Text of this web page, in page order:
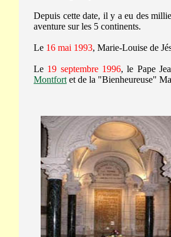
Depuis cette date, il y a eu des
aventure sur les 5 continents.
Le 16 mai 1993, Marie-Louise de
Le 19 septembre 1996, le Pape
Montfort et de la "Bienheureuse"